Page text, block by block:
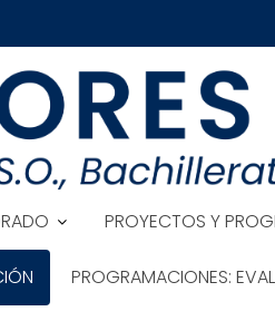
PROYECTOS Y
PROGRAMACIONES: